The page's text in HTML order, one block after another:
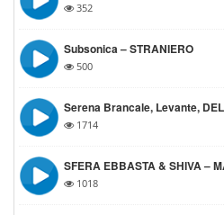
352
Subsonica – STRANIERO
500
Serena Brancale, Levante,
1714
SFERA EBBASTA & SHIVA –
1018